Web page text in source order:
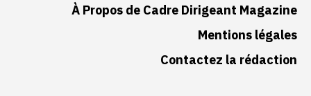
À Propos de Cadre Dirigeant Magazine
Mentions légales
Contactez la rédaction